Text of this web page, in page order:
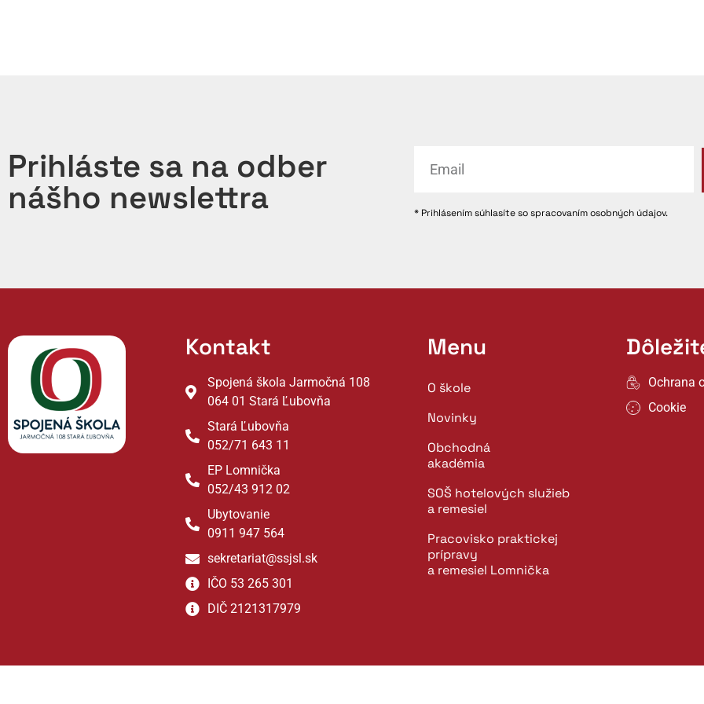
Prihláste sa na odber
nášho newslettra * Prihlásením súhlasíte so spracovaním osobných údajov.
Kontakt
Spojená škola Jarmočná 108
064 01 Stará Ľubovňa
Stará Ľubovňa
052/71 643 11
EP Lomnička
052/43 912 02
Ubytovanie
0911 947 564
sekretariat@ssjsl.sk
IČO 53 265 301
DIČ 2121317979
Menu
O škole
Novinky
Obchodná
akadémia
SOŠ hotelových služieb
a remesiel
Pracovisko praktickej
prípravy
a remesiel Lomnička
Ochrana
Cookie